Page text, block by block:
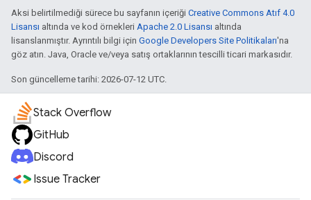
Aksi belirtilmediği sürece bu sayfanın içeriği Creative Commons Atıf 4.0
Lisansı altında ve kod örnekleri Apache 2.0 Lisansı altında
lisanslanmıştır. Ayrıntılı bilgi için Google Developers Site Politikaları'na
göz atın. Java, Oracle ve/veya satış ortaklarının tescilli ticari markasıdır.
Son güncelleme tarihi: 2026-07-12 UTC.
Stack Overflow
GitHub
Discord
Issue Tracker